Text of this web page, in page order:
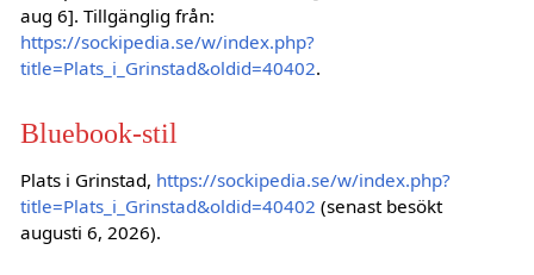
aug 6]. Tillgänglig från:
https://sockipedia.se/w/index.php?
title=Plats_i_Grinstad&oldid=40402.
Bluebook-stil
Plats i Grinstad, https://sockipedia.se/w/index.php?
title=Plats_i_Grinstad&oldid=40402 (senast besökt
augusti 6, 2026).